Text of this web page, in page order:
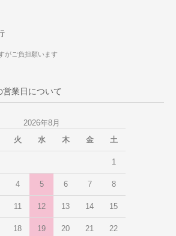
がご負担願います
業日について
2026年8月
火 水 木 金 土
1
4 5 6 7 8
11 12 13 14 15
18 19 20 21 22